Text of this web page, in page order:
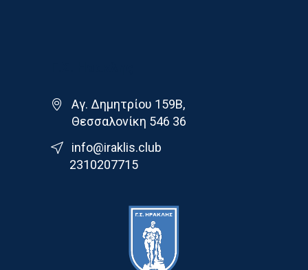
Αγ. Δημητρίου 159Β,
Θεσσαλονίκη 546 36
info@iraklis.club
2310207715